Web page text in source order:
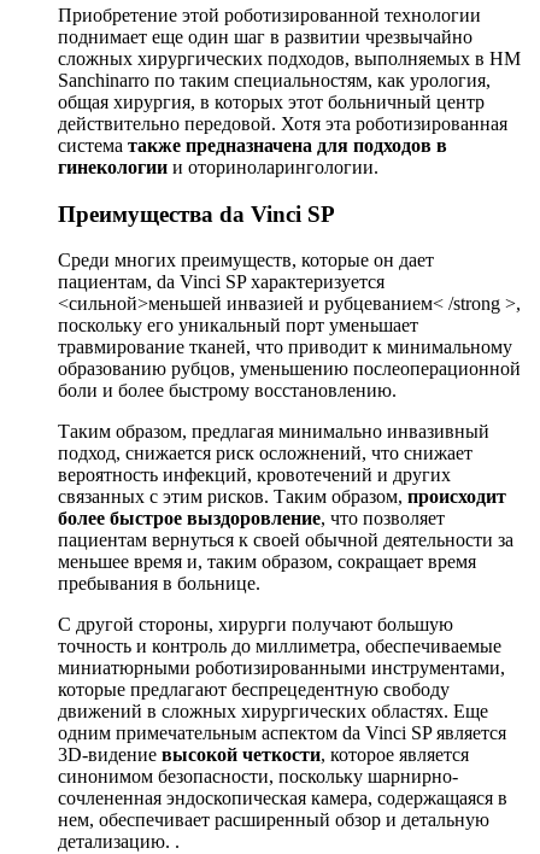
Приобретение этой роботизированной технологии
поднимает еще один шаг в развитии чрезвычайно
сложных хирургических подходов, выполняемых в HM
Sanchinarro по таким специальностям, как урология,
общая хирургия, в которых этот больничный центр
действительно передовой. Хотя эта роботизированная
система также предназначена для подходов в
гинекологии и оториноларингологии.
Преимущества da Vinci SP
Среди многих преимуществ, которые он дает
пациентам, da Vinci SP характеризуется
<сильной>меньшей инвазией и рубцеванием< /strong >,
поскольку его уникальный порт уменьшает
травмирование тканей, что приводит к минимальному
образованию рубцов, уменьшению послеоперационной
боли и более быстрому восстановлению.
Таким образом, предлагая минимально инвазивный
подход, снижается риск осложнений, что снижает
вероятность инфекций, кровотечений и других
связанных с этим рисков. Таким образом, происходит
более быстрое выздоровление, что позволяет
пациентам вернуться к своей обычной деятельности за
меньшее время и, таким образом, сокращает время
пребывания в больнице.
С другой стороны, хирурги получают большую
точность и контроль до миллиметра, обеспечиваемые
миниатюрными роботизированными инструментами,
которые предлагают беспрецедентную свободу
движений в сложных хирургических областях. Еще
одним примечательным аспектом da Vinci SP является
3D-видение высокой четкости, которое является
синонимом безопасности, поскольку шарнирно-
сочлененная эндоскопическая камера, содержащаяся в
нем, обеспечивает расширенный обзор и детальную
детализацию. .